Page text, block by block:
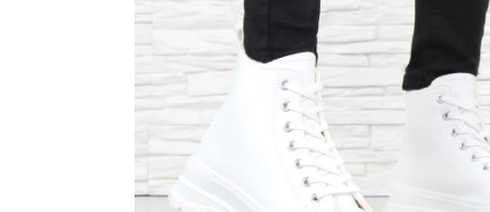
228 Kč
Původně: 610 Kč